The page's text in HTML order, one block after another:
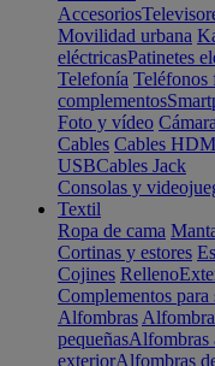
Accesorios
Movilidad urbana
eléctricasPatinetes
Telefonía Teléfonos
complementos
Foto y vídeo
Cables Cables
USBCables Jack
Consolas y
Textil
Ropa de cama
Cortinas y estores
Cojines Relleno
Complementos para
Alfombras
pequeñasAlfombras
exteriorAlfombras